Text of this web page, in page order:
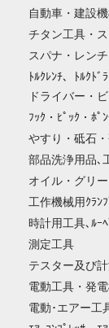
自動車・建設
チタン工具・
スパナ・レン
ﾄﾙｸﾚﾝﾁ、ﾄﾙｸﾄﾞ
ドライバー・
ﾌｯｸ・ﾋﾟｯｸ・ﾎﾟ
やすり・砥石
部品洗浄用品､
オイル・グリ
工作機械用ｸﾗﾝ
時計用工具､ﾙｰ
測定工具
テスター及び
電動工具・発電
電動･エアー工